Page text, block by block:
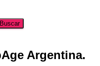
Argentina.